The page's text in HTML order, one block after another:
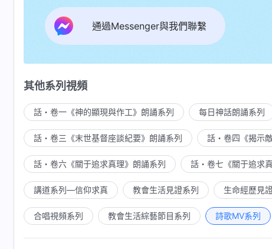
通過Messenger與我們聯繫
其他系列視頻
話・卷一《神的顯現與作工》朗誦系列 每日神話朗誦系列
話・卷三《末世基督座談紀要》朗誦系列 話・卷四《揭示
話・卷六《關于追求真理》朗誦系列 話・卷七《關于追求
講道系列—信仰求真 教會生活見證系列 生命經歷見
合唱視頻系列 教會生活綜藝節目系列 詩歌MV系列